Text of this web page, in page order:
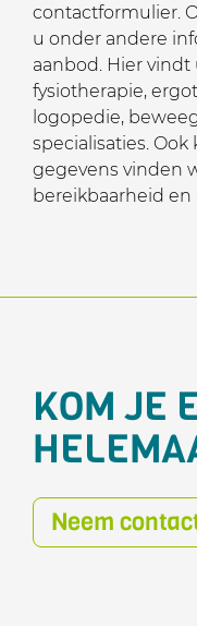
contactformulier.
u onder andere
aanbod. Hier
fysiotherapie,
logopedie,
specialisaties.
gegevens vinden
bereikbaarheid en
KOM JE
Neem